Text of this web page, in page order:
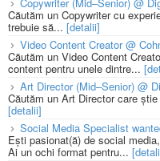
Căutăm un Copywriter cu
trebuie să... [detalii]
Video Content Creator @
Căutăm un Video Content
content pentru unele dintre...
Art Director (Mid–Senior) @
Căutăm un Art Director care
[detalii]
Social Media Specialist
Ești pasionat(ă) de social
Ai un ochi format pentru...